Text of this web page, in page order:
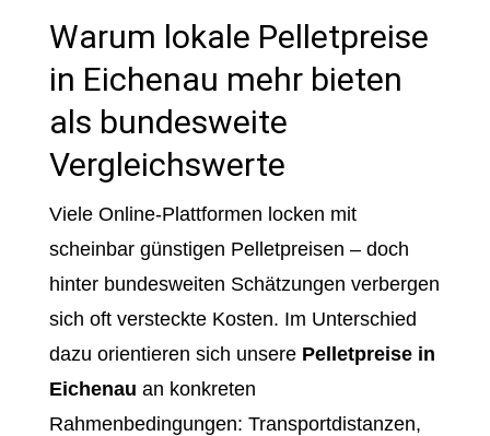
Warum lokale Pelletpreise
in Eichenau mehr bieten
als bundesweite
Vergleichswerte
Viele Online-Plattformen locken mit
scheinbar günstigen Pelletpreisen – doch
hinter bundesweiten Schätzungen verbergen
sich oft versteckte Kosten. Im Unterschied
dazu orientieren sich unsere Pelletpreise in
Eichenau an konkreten
Rahmenbedingungen: Transportdistanzen,